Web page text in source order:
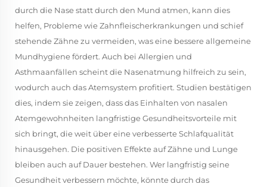
durch die Nase statt durch den Mund atmen, kann dies
helfen, Probleme wie Zahnfleischerkrankungen und schief
stehende Zähne zu vermeiden, was eine bessere allgemeine
Mundhygiene fördert. Auch bei Allergien und
Asthmaanfällen scheint die Nasenatmung hilfreich zu sein,
wodurch auch das Atemsystem profitiert. Studien bestätigen
dies, indem sie zeigen, dass das Einhalten von nasalen
Atemgewohnheiten langfristige Gesundheitsvorteile mit
sich bringt, die weit über eine verbesserte Schlafqualität
hinausgehen. Die positiven Effekte auf Zähne und Lunge
bleiben auch auf Dauer bestehen. Wer langfristig seine
Gesundheit verbessern möchte, könnte durch das